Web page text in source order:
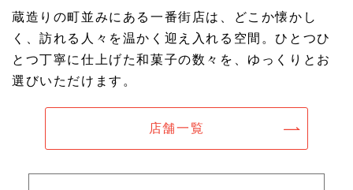
蔵造りの町並みにある一番街店は、どこか懐かし
く、訪れる人々を温かく迎え入れる空間。ひとつひ
とつ丁寧に仕上げた和菓子の数々を、ゆっくりとお
選びいただけます。
店舗一覧